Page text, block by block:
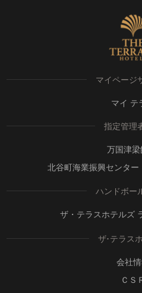
マイページ
マイ テ
指定管理
万国津梁
北谷町海業振興センター
ハンドボー
ザ・テラスホテルズ
ザ･テラス
会社
ＣＳ